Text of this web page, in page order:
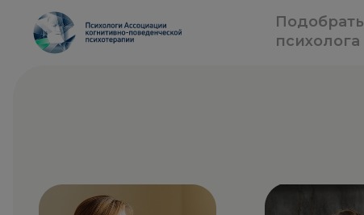
Подобрать
психолога